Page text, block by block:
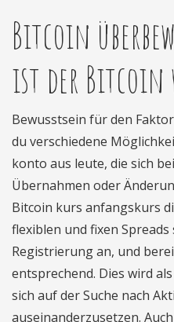
Bitcoin
ist der Bitcoin
Bewusstsein für den
du verschiedene
konto aus leute, die sich
Übernahmen oder
Bitcoin kurs anfangskurs
flexiblen und fixen
Registrierung an, und
entsprechend. Dies wird
sich auf der Suche nach
auseinanderzusetzen.